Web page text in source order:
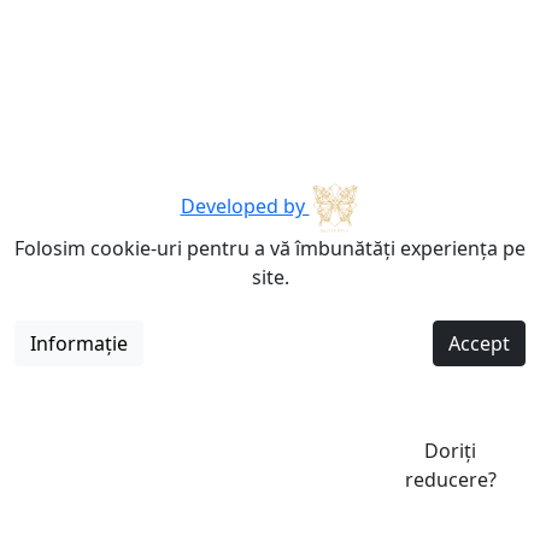
Developed by
Folosim cookie-uri pentru a vă îmbunătăți experiența pe
site.
Informație Accept
Doriți
reducere?